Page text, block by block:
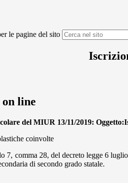
le pagine del sito
line
del MIUR 13/11/2019:
coinvolte
7, comma 28, del decreto legge 6
di secondo grado statale.